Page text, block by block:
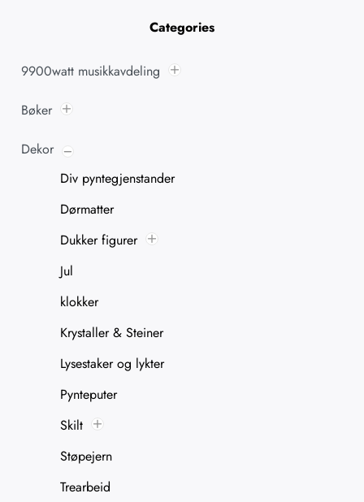
Categories
9900watt musikkavdeling
Bøker
Dekor
Div pyntegjenstander
Dørmatter
Dukker figurer
Jul
klokker
Krystaller & Steiner
Lysestaker og lykter
Pynteputer
Skilt
Støpejern
Trearbeid